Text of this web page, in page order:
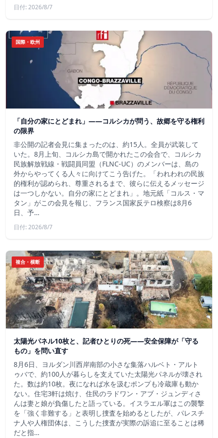
日付: 2026/8/7
国際・欧州
「自分の家にとどまれ」——コルシカが問う、故郷を守る権利
の限界
非公開の記者会見に集まったのは、約15人。全員が武装して
いた。8月上旬、コルシカ島で開かれたこの会合で、コルシカ
民族解放戦線・戦闘員同盟（FLNC-UC）のメンバーは、島の
外からやってくる人々に向けてこう告げた。「われわれの民族
的権利が認められ、尊重されるまで、彼らに伝えるメッセージ
は一つしかない。自分の家にとどまれ」。地元紙「コルス・マ
タン」がこの会見を報じ、フランス国家反テロ検察は8月6
日、予…
日付: 2026/8/7
複合・横断
太陽光パネル10枚と、記者ひとりの死——安全保障が「守る
もの」を問い直す
8月6日、ヨルダン川西岸南部の小さな集落ハルベト・アルト
ゥバで、約100人が暮らしを支えていた太陽光パネルが壊され
た。数は約10枚。夜になれば水を汲むポンプも冷蔵庫も動か
ない。住宅3軒は焼け、住民のラドワン・アブ・ジュンディさ
んは妻と娘が負傷したと語っている。イスラエル軍はこの襲撃
を「強く非難する」と表明し捜査を始めるとしたが、パレスチ
ナ人や人権団体は、こうした捜査が実際の訴追に至ることは稀
だと指…